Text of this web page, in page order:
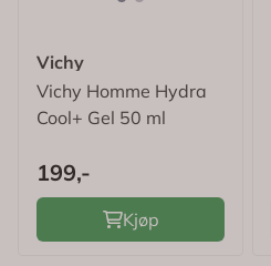
Vichy
Vichy Homme Hydra
Cool+ Gel 50 ml
199,-
Kjøp